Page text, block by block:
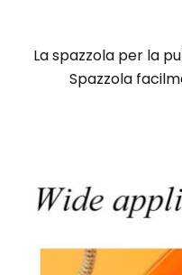
La spazzola per la
Spazzola